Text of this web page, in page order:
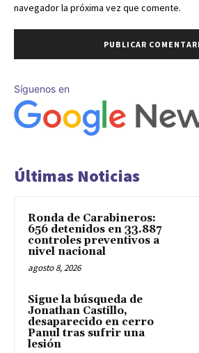
navegador la próxima vez que comente.
Síguenos en
Últimas Noticias
Ronda de Carabineros:
656 detenidos en 33.887
controles preventivos a
nivel nacional
agosto 8, 2026
Sigue la búsqueda de
Jonathan Castillo,
desaparecido en cerro
Panul tras sufrir una
lesión